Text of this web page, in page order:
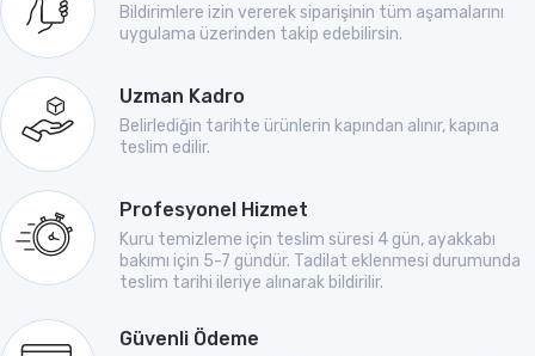
Bildirimlere izin vererek siparişinin tüm aşamalarını
uygulama üzerinden takip edebilirsin.
Uzman Kadro
Belirlediğin tarihte ürünlerin kapından alınır, kapına
teslim edilir.
Profesyonel Hizmet
Kuru temizleme için teslim süresi 4 gün, ayakkabı
bakımı için 5-7 gündür. Tadilat eklenmesi durumunda
teslim tarihi ileriye alınarak bildirilir.
Güvenli Ödeme